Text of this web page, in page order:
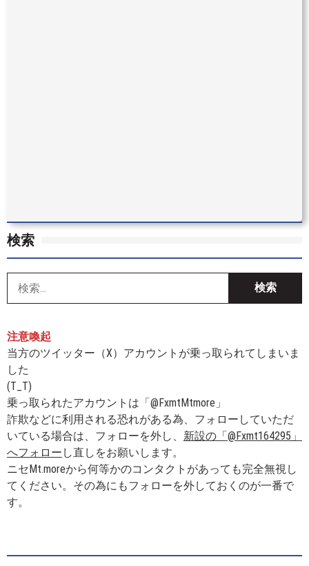
検索
注意喚起
当方のツイッター（X）アカウントが乗っ取られてしまいま
した
(T_T)
乗っ取られたアカウントは「@FxmtMtmore」
詐欺などに利用される恐れがある為、フォローしていただ
いている場合は、フォローを外し、 新設の「@Fxmt164295」
へフォロー し直しをお願いします。
ニセMt.moreから何等かのコンタクトがあっても完全無視し
てください。その為にもフォローを外しておくのが一番で
す。